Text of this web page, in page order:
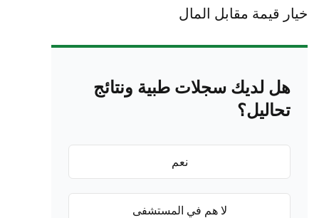
خيار قيمة مقابل المال
هل لديك سجلات طبية ونتائج
تحاليل؟
نعم
لا هم في المستشفى